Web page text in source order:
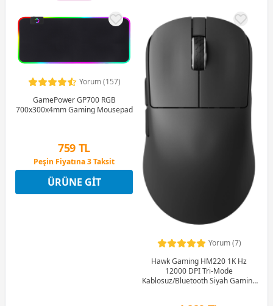
Yorum (157)
GamePower GP700 RGB
700x300x4mm Gaming Mousepad
759 TL
Peşin Fiyatına 3 Taksit
12 Ay x 89 TL taksitle
Peşin Fiyatına 3 Taksit
ÜRÜNE GIT
Yorum (7)
Hawk Gaming HM220 1K Hz
12000 DPI Tri-Mode
Kablosuz/Bluetooth Siyah Gaming